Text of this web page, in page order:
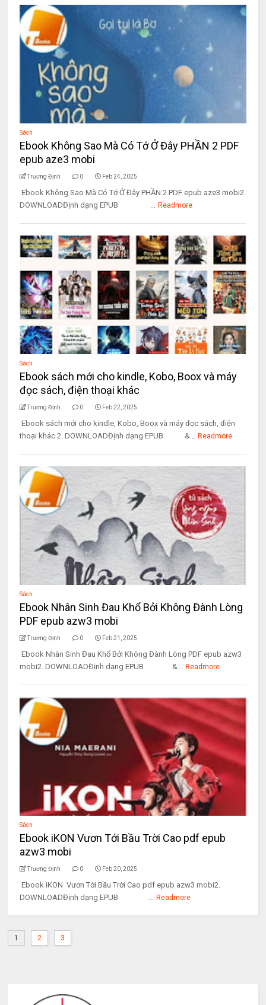
Sách
Ebook Không Sao Mà Có Tớ Ở Đây PHẦN 2 PDF
epub aze3 mobi
Trương Định 0 Feb 24, 2025
Ebook Không Sao Mà Có Tớ Ở Đây PHẦN 2 PDF epub aze3 mobi2.
DOWNLOADĐịnh dạng EPUB ... Readmore
Sách
Ebook sách mới cho kindle, Kobo, Boox và máy
đọc sách, điện thoại khác
Trương Định 0 Feb 22, 2025
Ebook sách mới cho kindle, Kobo, Boox và máy đọc sách, điện
thoại khác 2. DOWNLOADĐịnh dạng EPUB &... Readmore
Sách
Ebook Nhân Sinh Đau Khổ Bởi Không Đành Lòng
PDF epub azw3 mobi
Trương Định 0 Feb 21, 2025
Ebook Nhân Sinh Đau Khổ Bởi Không Đành Lòng PDF epub azw3
mobi2. DOWNLOADĐịnh dạng EPUB &... Readmore
Sách
Ebook iKON Vươn Tới Bầu Trời Cao pdf epub
azw3 mobi
Trương Định 0 Feb 20, 2025
Ebook iKON Vươn Tới Bầu Trời Cao pdf epub azw3 mobi2.
DOWNLOADĐịnh dạng EPUB ... Readmore
1 2 3